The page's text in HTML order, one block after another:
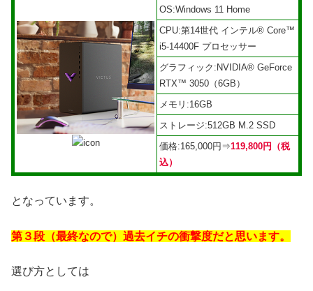
OS:Windows 11 Home
CPU:第14世代 インテル® Core™
i5-14400F プロセッサー
グラフィック:NVIDIA® GeForce
RTX™ 3050（6GB）
メモリ:16GB
ストレージ:512GB M.2 SSD
価格:165,000円⇒119,800円（税
込）
となっています。
第３段（最終なので）過去イチの衝撃度だと思います。
選び方としては